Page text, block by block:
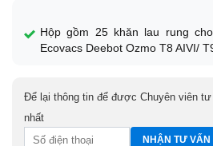
Hộp gồm 25 khăn lau rung
Ecovacs Deebot Ozmo T8 AIVI/
Để lại thông tin để được Chuyên viên
nhất